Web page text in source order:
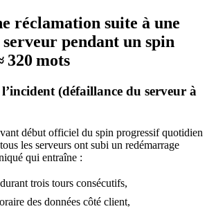
réclamation suite à une
pendant un spin
320 mots
(défaillance du serveur à
début officiel du spin progressif quotidien
les serveurs ont subi un redémarrage
qui entraîne :
trois tours consécutifs,
des données côté client,